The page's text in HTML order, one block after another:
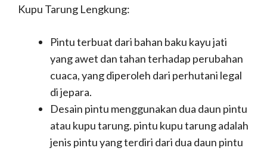
Kupu Tarung Lengkung:
Pintu terbuat dari bahan baku kayu jati
yang awet dan tahan terhadap perubahan
cuaca, yang diperoleh dari perhutani legal
di jepara.
Desain pintu menggunakan dua daun pintu
atau kupu tarung. pintu kupu tarung adalah
jenis pintu yang terdiri dari dua daun pintu